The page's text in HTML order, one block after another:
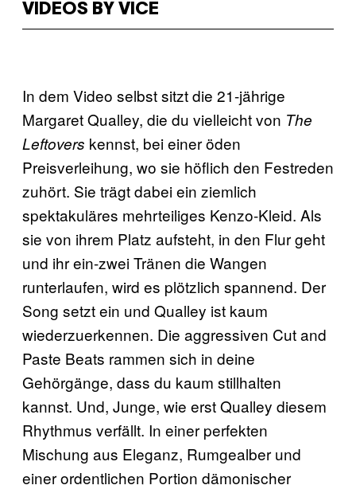
VIDEOS BY VICE
In dem Video selbst sitzt die 21-jährige
Margaret Qualley, die du vielleicht von The
Leftovers kennst, bei einer öden
Preisverleihung, wo sie höflich den Festreden
zuhört. Sie trägt dabei ein ziemlich
spektakuläres mehrteiliges Kenzo-Kleid. Als
sie von ihrem Platz aufsteht, in den Flur geht
und ihr ein-zwei Tränen die Wangen
runterlaufen, wird es plötzlich spannend. Der
Song setzt ein und Qualley ist kaum
wiederzuerkennen. Die aggressiven Cut and
Paste Beats rammen sich in deine
Gehörgänge, dass du kaum stillhalten
kannst. Und, Junge, wie erst Qualley diesem
Rhythmus verfällt. In einer perfekten
Mischung aus Eleganz, Rumgealber und
einer ordentlichen Portion dämonischer